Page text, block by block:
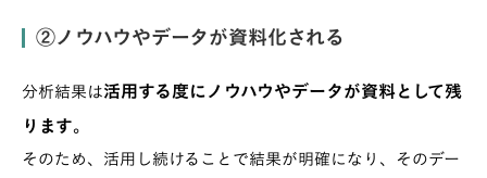
②ノウハウやデータが資料化される
分析結果は活用する度にノウハウやデータが資料として残
ります。
そのため、活用し続けることで結果が明確になり、そのデー